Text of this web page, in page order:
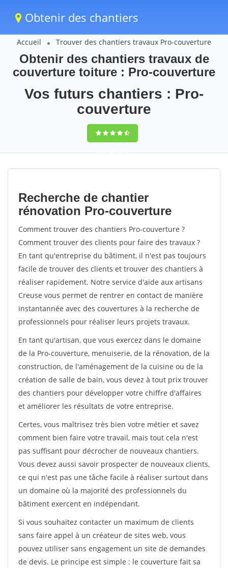
Obtenir des chantiers
Accueil Trouver des chantiers travaux Pro-couverture
Obtenir des chantiers travaux de
couverture toiture : Pro-couverture
Vos futurs chantiers : Pro-
couverture
9,5(100%)90
votes
Recherche de chantier
rénovation Pro-couverture
Comment trouver des chantiers Pro-couverture ?
Comment trouver des clients pour faire des travaux ?
En tant qu'entreprise du bâtiment, il n'est pas toujours
facile de trouver des clients et trouver des chantiers à
réaliser rapidement. Notre service d'aide aux artisans
Creuse vous permet de rentrer en contact de manière
instantannée avec des couvertures à la recherche de
professionnels pour réaliser leurs projets travaux.
En tant qu'artisan, que vous exercez dans le domaine
de la Pro-couverture, menuiserie, de la rénovation, de la
construction, de l'aménagement de la cuisine ou de la
création de salle de bain, vous devez à tout prix trouver
des chantiers pour développer votre chiffre d'affaires
et améliorer les résultats de votre entreprise.
Certes, vous maîtrisez très bien votre métier et savez
comment bien faire votre travail, mais tout cela n'est
pas suffisant pour décrocher de nouveaux chantiers.
Vous devez aussi savoir prospecter de nouveaux clients,
ce qui n'est pas une tâche facile à réaliser surtout dans
un domaine où la majorité des professionnels du
bâtiment exercent en indépendant.
Si vous souhaitez contacter un maximum de clients
sans faire appel à un créateur de sites web, vous
pouvez utiliser sans engagement un site de demandes
de devis. Le principe est simple : le couverture fait sa